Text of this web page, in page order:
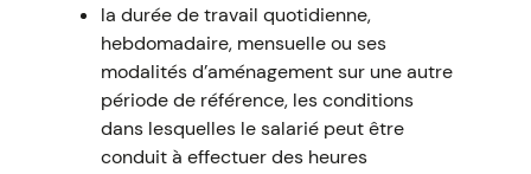
la durée de travail quotidienne,
hebdomadaire, mensuelle ou ses
modalités d’aménagement sur une autre
période de référence, les conditions
dans lesquelles le salarié peut être
conduit à effectuer des heures